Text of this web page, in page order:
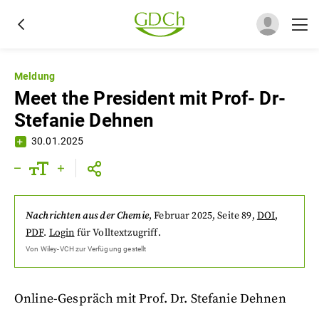
Meldung
Meet the President mit Prof- Dr-
Stefanie Dehnen
30.01.2025
Nachrichten aus der Chemie,Februar 2025, Seite 89, DOI,
PDF. Login für Volltextzugriff.
Von Wiley-VCHzur Verfügung gestellt
Online-Gespräch mit Prof. Dr. Stefanie Dehnen